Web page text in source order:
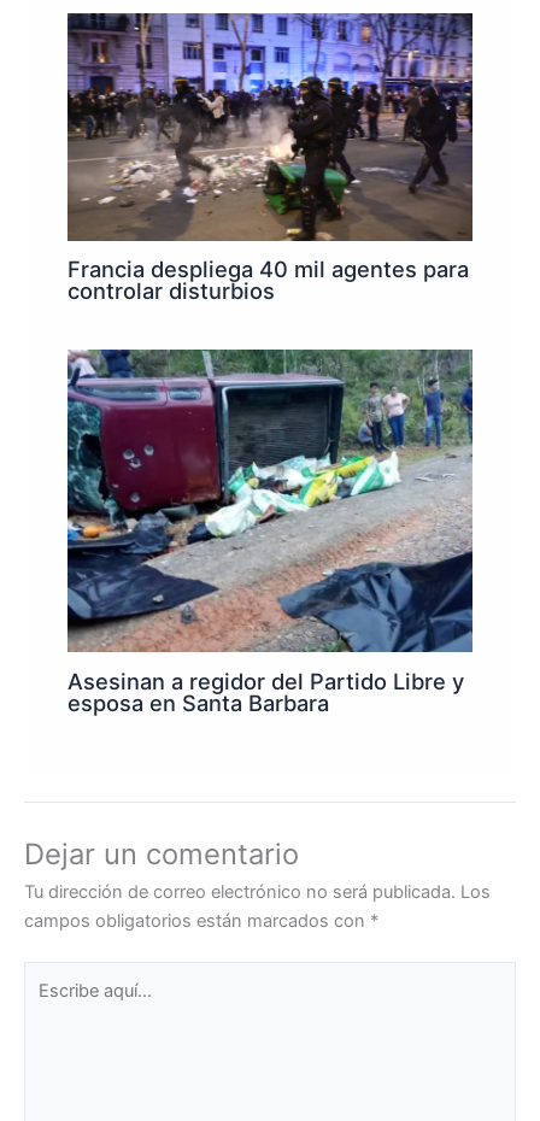
Francia despliega 40 mil agentes para
controlar disturbios
Asesinan a regidor del Partido Libre y
esposa en Santa Barbara
Dejar un comentario
Tu dirección de correo electrónico no será publicada. Los
campos obligatorios están marcados con *
aquí...